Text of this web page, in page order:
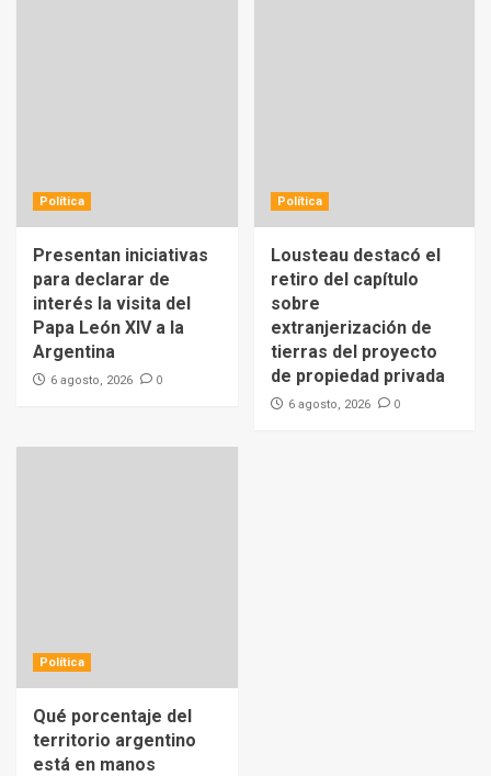
Política
Presentan iniciativas
para declarar de
interés la visita del
Papa León XIV a la
Argentina
6 agosto, 2026 0
Política
Lousteau destacó el
retiro del capítulo
sobre
extranjerización de
tierras del proyecto
de propiedad privada
6 agosto, 2026 0
Política
Qué porcentaje del
territorio argentino
está en manos